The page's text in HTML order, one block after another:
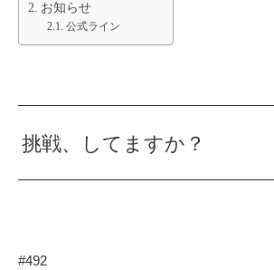
お知らせ
公式ライン
挑戦、してますか？
#492